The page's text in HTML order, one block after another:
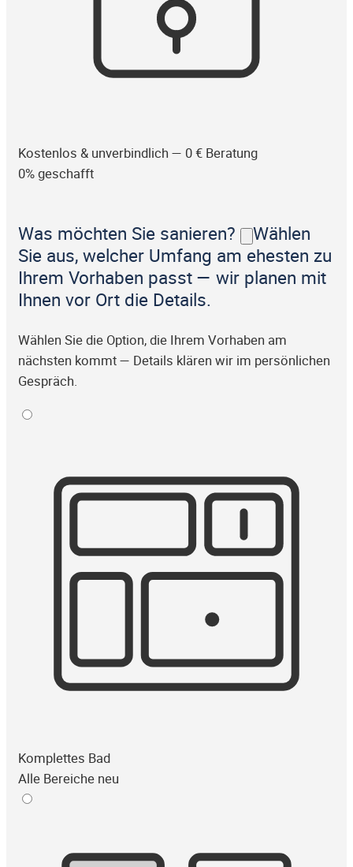
Kostenlos & unverbindlich — 0 € Beratung
0% geschafft
Was möchten Sie sanieren?
Wählen
Sie aus, welcher Umfang am ehesten zu
Ihrem Vorhaben passt — wir planen mit
Ihnen vor Ort die Details.
Wählen Sie die Option, die Ihrem Vorhaben am
nächsten kommt — Details klären wir im persönlichen
Gespräch.
Komplettes Bad
Alle Bereiche neu